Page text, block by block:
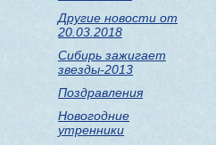
Другие новости от
20.03.2018
Сибирь зажигает
звезды-2013
Поздравления
Новогодние
утренники